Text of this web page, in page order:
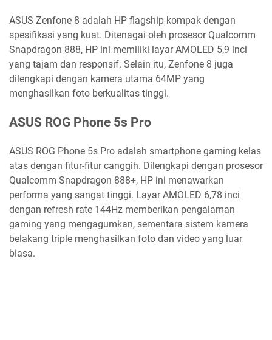
ASUS Zenfone 8 adalah HP flagship kompak dengan
spesifikasi yang kuat. Ditenagai oleh prosesor Qualcomm
Snapdragon 888, HP ini memiliki layar AMOLED 5,9 inci
yang tajam dan responsif. Selain itu, Zenfone 8 juga
dilengkapi dengan kamera utama 64MP yang
menghasilkan foto berkualitas tinggi.
ASUS ROG Phone 5s Pro
ASUS ROG Phone 5s Pro adalah smartphone gaming kelas
atas dengan fitur-fitur canggih. Dilengkapi dengan prosesor
Qualcomm Snapdragon 888+, HP ini menawarkan
performa yang sangat tinggi. Layar AMOLED 6,78 inci
dengan refresh rate 144Hz memberikan pengalaman
gaming yang mengagumkan, sementara sistem kamera
belakang triple menghasilkan foto dan video yang luar
biasa.